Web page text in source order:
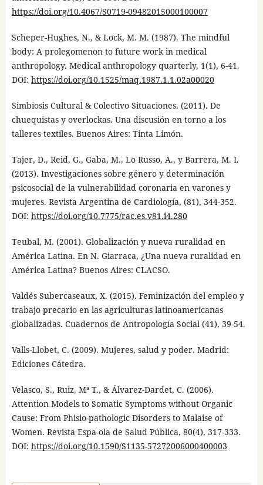
https://doi.org/10.4067/S0719-09482015000100007
Scheper-Hughes, N., & Lock, M. M. (1987). The mindful
body: A prolegomenon to future work in medical
anthropology. Medical anthropology quarterly, 1(1), 6-41.
DOI: https://doi.org/10.1525/maq.1987.1.1.02a00020
Simbiosis Cultural & Colectivo Situaciones. (2011). De
chuequistas y overlockas. Una discusión en torno a los
talleres textiles. Buenos Aires: Tinta Limón.
Tajer, D., Reid, G., Gaba, M., Lo Russo, A., y Barrera, M. I.
(2013). Investigaciones sobre género y determinación
psicosocial de la vulnerabilidad coronaria en varones y
mujeres. Revista Argentina de Cardiología, (81), 344-352.
DOI: https://doi.org/10.7775/rac.es.v81.i4.280
Teubal, M. (2001). Globalización y nueva ruralidad en
América Latina. En N. Giarraca, ¿Una nueva ruralidad en
América Latina? Buenos Aires: CLACSO.
Valdés Subercaseaux, X. (2015). Feminización del empleo y
trabajo precario en las agriculturas latinoamericanas
globalizadas. Cuadernos de Antropología Social (41), 39-54.
Valls-Llobet, C. (2009). Mujeres, salud y poder. Madrid:
Ediciones Cátedra.
Velasco, S., Ruiz, Mª T., & Álvarez-Dardet, C. (2006).
Attention Models to Somatic Symptoms without Organic
Cause: From Phisio-pathologic Disorders to Malaise of
Women. Revista Espa-ola de Salud Pública, 80(4), 317-333.
DOI: https://doi.org/10.1590/S1135-57272006000400003